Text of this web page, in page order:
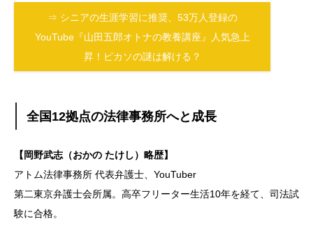
⇒ シニアの生涯学習に推奨、53万人登録の
YouTube『山田五郎オトナの教養講座』人気急上
昇！ピカソの謎は解ける？
全国12拠点の法律事務所へと成長
【岡野武志（おかの たけし）略歴】
アトム法律事務所 代表弁護⼠、YouTuber
第二東京弁護士会所属。高卒フリーター生活10年を経て、司法試
験に合格。